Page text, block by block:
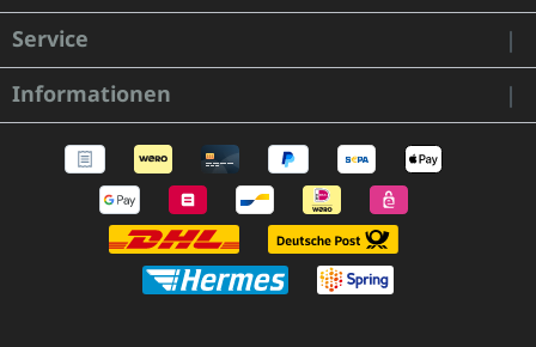
Service
Informationen